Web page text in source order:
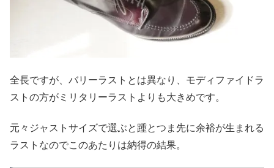
全長ですが、バリーラストとは異なり、モディファイドラ
ストの方がミリタリーラストよりも大きめです。
元々ジャストサイズで選ぶと踵とつま先に余裕が生まれる
ラストなのでこのあたりは納得の結果。